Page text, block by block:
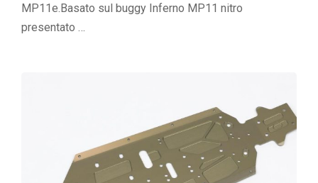
MP11e.Basato sul buggy Inferno MP11 nitro
presentato …